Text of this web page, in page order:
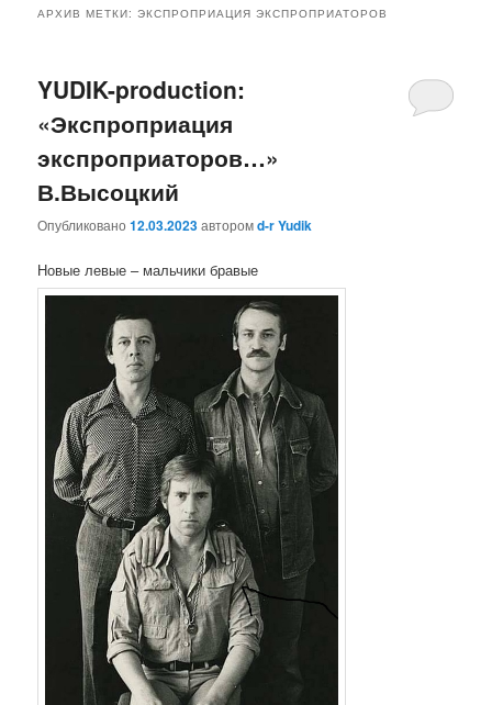
АРХИВ МЕТКИ:ЭКСПРОПРИАЦИЯ ЭКСПРОПРИАТОРОВ
YUDIK-production:
«Экспроприация
экспроприаторов…»
В.Высоцкий
Опубликовано12.03.2023авторомd-r Yudik
Новые левые – мальчики бравые